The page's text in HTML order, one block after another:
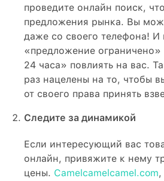
проведите онлайн поиск,
предложения рынка. Вы
даже со своего телефона! И
«предложение ограничено»
24 часа» повлиять на вас.
раз нацелены на то, чтобы
от своего права принять
Следите за динамикой
Если интересующий вас
онлайн, привяжите к нему
цены. Сamelcamelcamel.com,